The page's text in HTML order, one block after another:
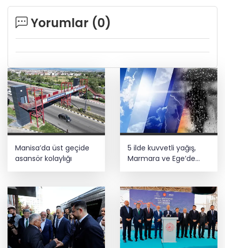
Yorumlar (0)
Manisa’da üst geçide
asansör kolaylığı
5 ilde kuvvetli yağış,
Marmara ve Ege’de
rüzgar alarmı!